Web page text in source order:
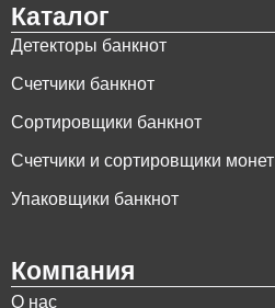
Каталог
Детекторы банкнот
Счетчики банкнот
Сортировщики банкнот
Счетчики и сортировщики монет
Упаковщики банкнот
Компания
О нас